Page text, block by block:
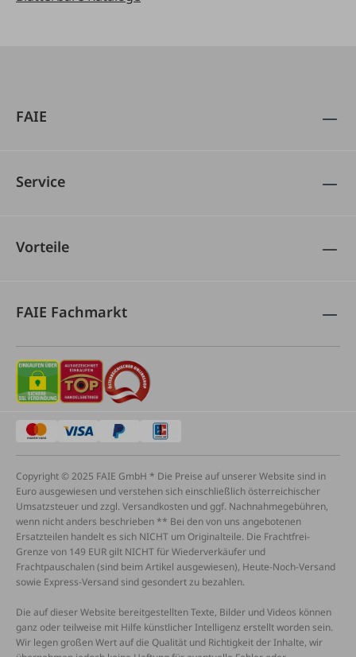
FAIE
Service
Vorteile
FAIE Fachmarkt
Copyright © 2025 FAIE GmbH * Die Preise auf unserer Website sind in
Euro ausgewiesen und verstehen sich einschließlich österreichischer
Umsatzsteuer und zzgl. Versandkosten und ggf. Nachnahmegebühren,
wenn nicht anders beschrieben ** Bei den von uns angebotenen
Ersatzteilen handelt es sich NICHT um Originalteile. Die Frachtfrei-
Grenze von 149 EUR gilt NICHT für Wiederverkäufer und
Frachtpauschalen (sind beim Artikel ausgewiesen), Heute-Noch-Versand
sowie Express-Versand sind gesondert zu bezahlen.
Die auf dieser Website bereitgestellten Texte, Bilder und Videos können
ganz oder teilweise mit Hilfe künstlicher Intelligenz erstellt worden sein.
Wir legen großen Wert auf die Qualität und Richtigkeit der Inhalte, wir